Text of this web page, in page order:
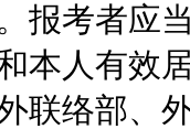
报考者应
本人有效
联络部、